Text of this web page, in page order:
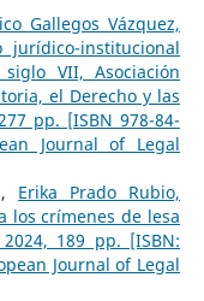
Gallegos Vázquez,
jurídico-institucional
VII, Asociación
el Derecho y las
pp. [ISBN 978-84-
Journal of Legal
Erika Prado Rubio,
los crímenes de lesa
189 pp. [ISBN:
Journal of Legal